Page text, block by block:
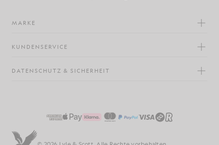
MARKE
KUNDENSERVICE
DATENSCHUTZ & SICHERHEIT